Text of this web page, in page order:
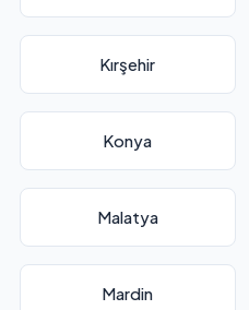
Kırşehir
Konya
Malatya
Mardin